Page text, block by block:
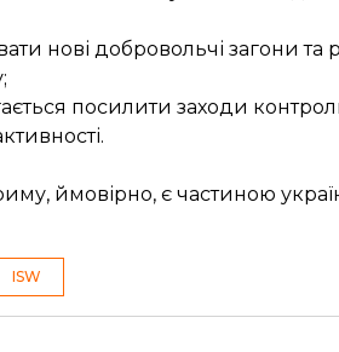
нові добровольчі загони та
посилити заходи
ймовірно, є частиною
ISW